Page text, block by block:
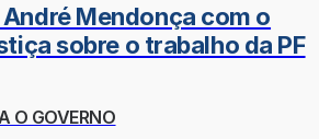
Mendonça com o
sobre o trabalho da PF
O GOVERNO